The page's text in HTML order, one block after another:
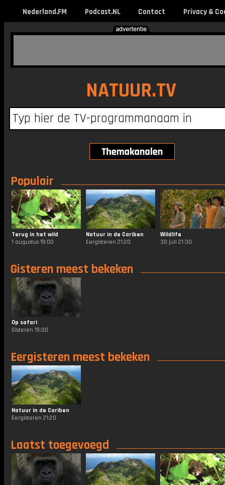
Nederland.FM Podcast.NL Contact Privacy &
NATUUR.TV
Populair
Terug in het wild
1 augustus 19:00
Natuur in de Cariben
Eergisteren 21:20
Wildlife
30 juli 21:30
Gisteren meest bekeken
Op safari
Gisteren 19:00
Eergisteren meest bekeken
Natuur in de Cariben
Eergisteren 21:20
Laatst toegevoegd